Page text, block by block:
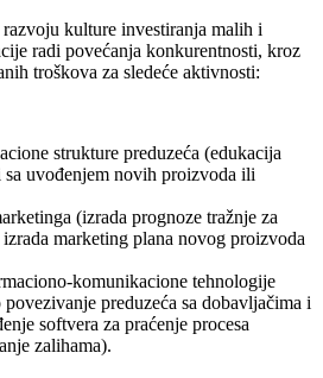
razvoju kulture investiranja malih i
radi povećanja konkurentnosti, kroz
troškova za sledeće aktivnosti:
strukture preduzeća (edukacija
sa uvođenjem novih proizvoda ili
(izrada prognoze tražnje za
marketing plana novog proizvoda
komunikacione tehnologije
preduzeća sa dobavljačima i
softvera za praćenje procesa
zalihama).